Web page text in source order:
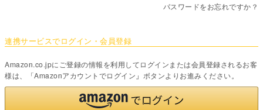
パスワードをお忘れですか？
連携サービスでログイン・会員登録
Amazon.co.jpにご登録の情報を利用してログインまたは会員登録されるお客
様は、「Amazonアカウントでログイン」ボタンよりお進みください。